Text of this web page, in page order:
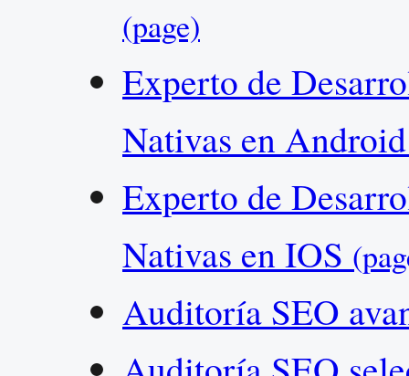
(page)
Experto de
Nativas en
Experto de
Nativas en IOS
Auditoría SEO